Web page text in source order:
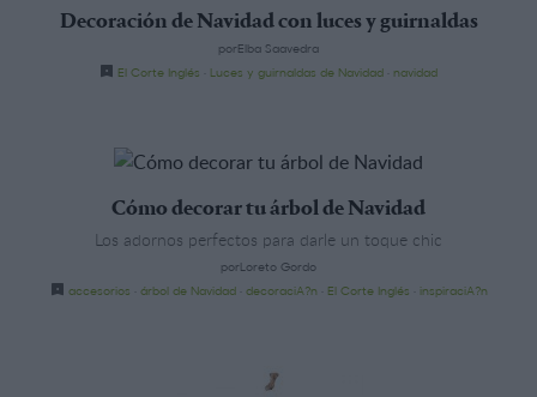
Decoración de Navidad con luces y guirnaldas
porElba Saavedra
El Corte Inglés
Luces y guirnaldas de Navidad navidad
Cómo decorar tu árbol de Navidad
Los adornos perfectos para darle un toque chic
porLoreto Gordo
accesorios
árbol de Navidad· decoraciA?n El Corte Inglés inspiraciA?n